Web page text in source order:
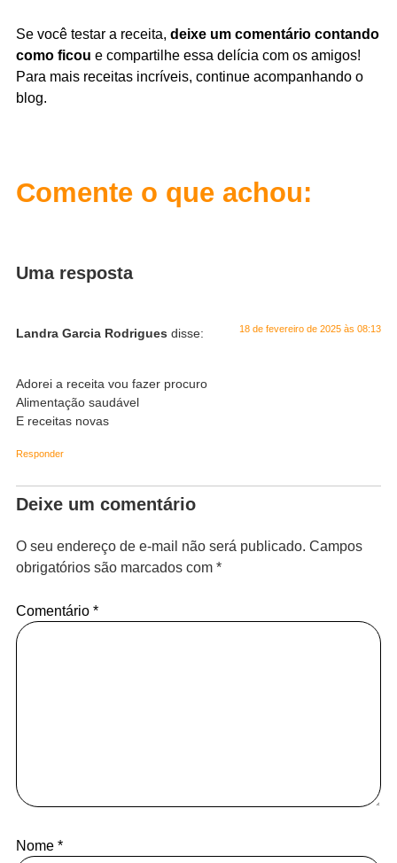
Se você testar a receita, deixe um comentário contando
como ficou e compartilhe essa delícia com os amigos!
Para mais receitas incríveis, continue acompanhando o
blog.
Comente o que achou:
Uma resposta
Landra Garcia Rodrigues disse: 18 de fevereiro de 2025 às 08:13
Adorei a receita vou fazer procuro
Alimentação saudável
E receitas novas
Responder
Deixe um comentário
O seu endereço de e-mail não será publicado. Campos
obrigatórios são marcados com *
Comentário *
Nome *